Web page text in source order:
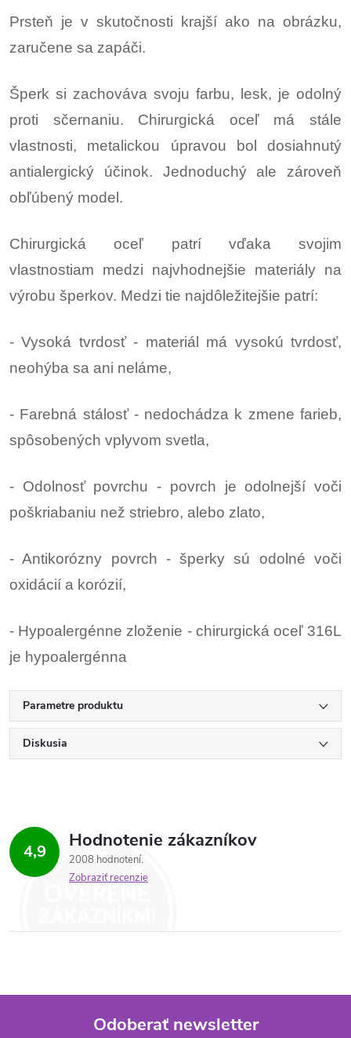
Prsteň je v skutočnosti krajší ako na obrázku,
zaručene sa zapáči.
Šperk si zachováva svoju farbu, lesk, je odolný
proti sčernaniu. Chirurgická oceľ má stále
vlastnosti, metalickou úpravou bol dosiahnutý
antialergický účinok. Jednoduchý ale zároveň
obľúbený model.
Chirurgická oceľ patrí vďaka svojim
vlastnostiam medzi najvhodnejšie materiály na
výrobu šperkov. Medzi tie najdôležitejšie patrí:
- Vysoká tvrdosť - materiál má vysokú tvrdosť,
neohýba sa ani neláme,
- Farebná stálosť - nedochádza k zmene farieb,
spôsobených vplyvom svetla,
- Odolnosť povrchu - povrch je odolnejší voči
poškriabaniu než striebro, alebo zlato,
- Antikorózny povrch - šperky sú odolné voči
oxidácií a korózií,
- Hypoalergénne zloženie - chirurgická oceľ 316L
je hypoalergénna
Parametre produktu
Diskusia
4,9 Hodnotenie zákazníkov
2008 hodnotení
Zobraziť recenzie
Odoberať newsletter